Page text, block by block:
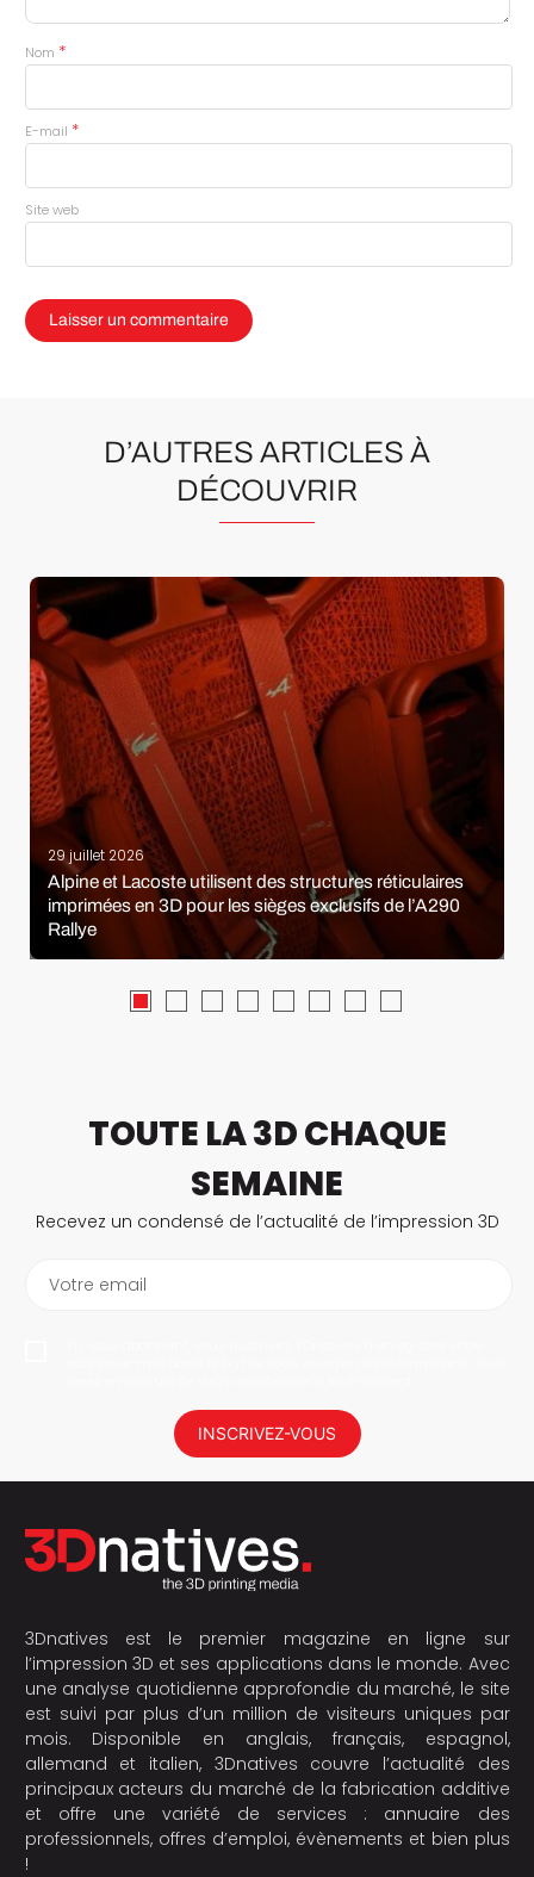
Nom *
E-mail *
Site web
D’AUTRES ARTICLES À
DÉCOUVRIR
29 juillet 2026
Alpine et Lacoste utilisent des structures réticulaires
imprimées en 3D pour les sièges exclusifs de l’A290
Rallye
TOUTE LA 3D CHAQUE
SEMAINE
Recevez un condensé de l’actualité de l’impression 3D
Votre email
INSCRIVEZ-VOUS
3Dnatives est le premier magazine en ligne sur
l’impression 3D et ses applications dans le monde. Avec
une analyse quotidienne approfondie du marché, le site
est suivi par plus d’un million de visiteurs uniques par
mois. Disponible en anglais, français, espagnol,
allemand et italien, 3Dnatives couvre l’actualité des
principaux acteurs du marché de la fabrication additive
et offre une variété de services : annuaire des
professionnels, offres d’emploi, évènements et bien plus
!